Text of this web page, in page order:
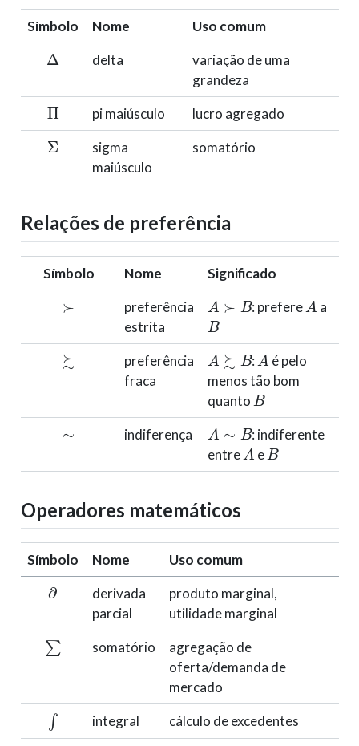
Símbolo Nome Uso comum
Δ
delta
variação de uma
grandeza
Π
pi maiúsculo lucro agregado
Σ
sigma
maiúsculo
somatório
Relações de preferência
Símbolo Nome Significado
preferência
estrita
A
: prefere
A
a
B
≿
preferência
fraca
A ≿
:
A
é pelo
menos tão bom
quanto
B
indiferença
A
: indiferente
entre
A
e
B
Operadores matemáticos
Símbolo Nome Uso comum
∂
derivada
parcial
produto marginal,
utilidade marginal
∑
somatório
agregação de
oferta/demanda de
mercado
integral cálculo de excedentes